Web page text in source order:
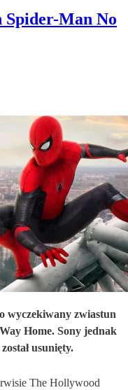
Spider-Man No
wyczekiwany zwiastun
Home. Sony jednak
usunięty.
The Hollywood